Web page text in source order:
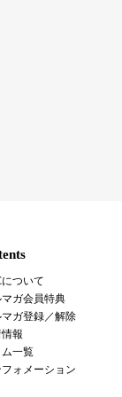
ついて
ガ会員特典
ガ登録／解除
報
一覧
ォメーション